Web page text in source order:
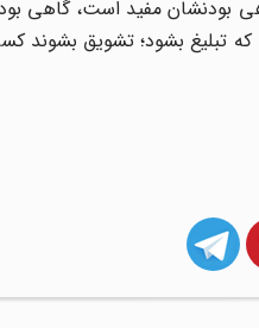
بودنشان مفید است،
بشود؛ تشویق بشوند